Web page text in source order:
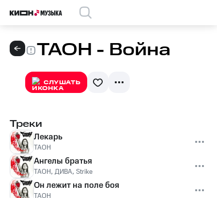
ТАОН - Война
СЛУШАТЬ
Треки
Лекарь
ТАОН
Ангелы братья
ТАОН, ДИВА, Strike
Он лежит на поле боя
ТАОН